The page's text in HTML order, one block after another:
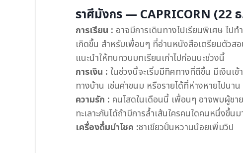
ราศีมังกร — CAPRICORN (22
การเรียน : อาจมีการเดินทางไปเรียนพิเศษ ไป
เกิดขึ้น สำหรับเพื่อนๆ ที่อ่านหนังสือเตรียมตัวส
แนะนำให้ทบทวนบทเรียนเก่าไปก่อนนะช่วงนี้
การเงิน : ในช่วงนี้จะเริ่มมีทิศทางที่ดีขึ้น มีเงินเ
ทางบ้าน เช่นค่าขนม หรือรายได้ที่ห่างหายไปนาน
ความรัก : คนโสดในเดือนนี้ เพื่อนๆ อาจพบผู้ช
ทะเลาะกันได้ถ้ามีการล้ำเส้นใครคนใดคนหนึ่งขึ้นม
เครื่องดื่มนำโชค :ชาเขียวปั่นหวานน้อยเพิ่มวิป